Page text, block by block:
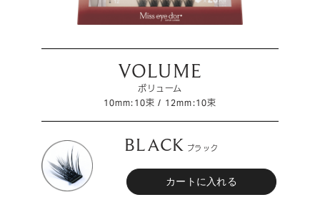
VOLUME
ボリューム
10mm:10束 / 12mm:10束
BLACK ブラック